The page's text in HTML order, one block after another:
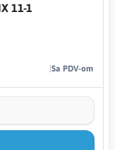
11-1
Sa PDV-om